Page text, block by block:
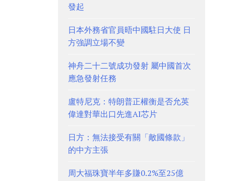
發起
日本外務省官員晤中國駐日大使 日
方強調立場不變
神舟二十二號成功發射 屬中國首次
應急發射任務
盧特尼克：特朗普正權衡是否允英
偉達對華出口先進AI芯片
日方：無法接受有關「敵國條款」
的中方主張
周大福珠寶半年多賺0.2%至25億